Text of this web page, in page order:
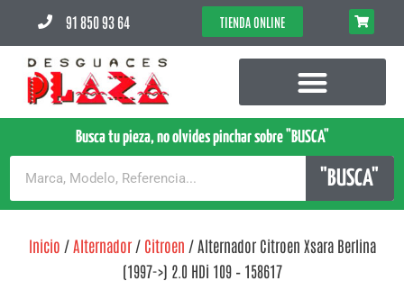
91 850 93 64 TIENDA ONLINE
Busca tu pieza, no olvides pinchar sobre "BUSCA"
"BUSCA"
Inicio / Alternador/ Citroen / Alternador Citroen Xsara Berlina
(1997->) 2.0 HDi 109 – 158617